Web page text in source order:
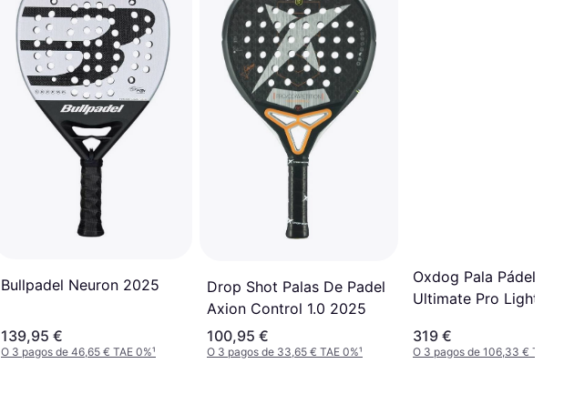
Bullpadel Neuron 2025
139,95 €
O 3 pagos de 46,65 € TAE 0%¹
Drop Shot Palas De Padel
Axion Control 1.0 2025
100,95 €
O 3 pagos de 33,65 € TAE 0%¹
Oxdog Pala Pádel
Ultimate Pro Light
319 €
O 3 pagos de 106,33 € TAE